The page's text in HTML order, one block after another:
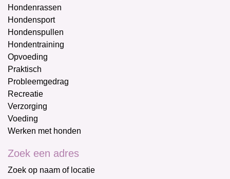
Hondenrassen
Hondensport
Hondenspullen
Hondentraining
Opvoeding
Praktisch
Probleemgedrag
Recreatie
Verzorging
Voeding
Werken met honden
Zoek een adres
Zoek op naam of locatie